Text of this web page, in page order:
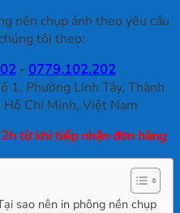
nền chụp ảnh theo yêu cầu
tôi theo:
- 0779.102.202
1, Phường Linh Tây, Thành
Chí Minh, Việt Nam
từ khi tiếp nhận đơn hàng
sao nên in phông nền chụp